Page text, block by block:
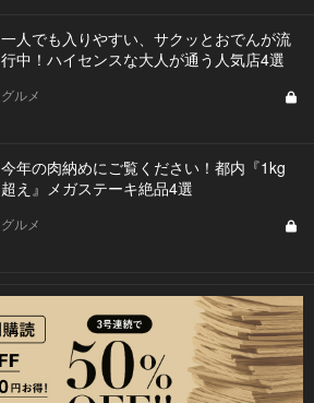
一人でも入りやすい、サクッとおでんが流
行中！ハイセンスな大人が通う人気店4選
グルメ
今年の肉納めにご覧ください！都内『1kg
超え』メガステーキ絶品4選
グルメ